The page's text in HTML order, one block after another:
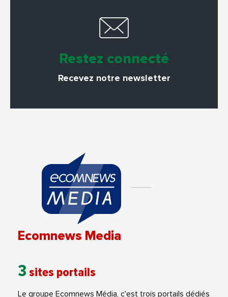
Restez connecté
Recevez notre newsletter
Ecomnews Media
3 sites portails
Le groupe Ecomnews Média, c'est trois portails dédiés